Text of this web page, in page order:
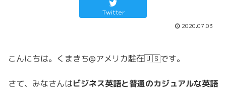
Twitter
2020.07.03
こんにちは。くまきち@アメリカ駐在🇺🇸です。
さて、みなさんはビジネス英語と普通のカジュアルな英語